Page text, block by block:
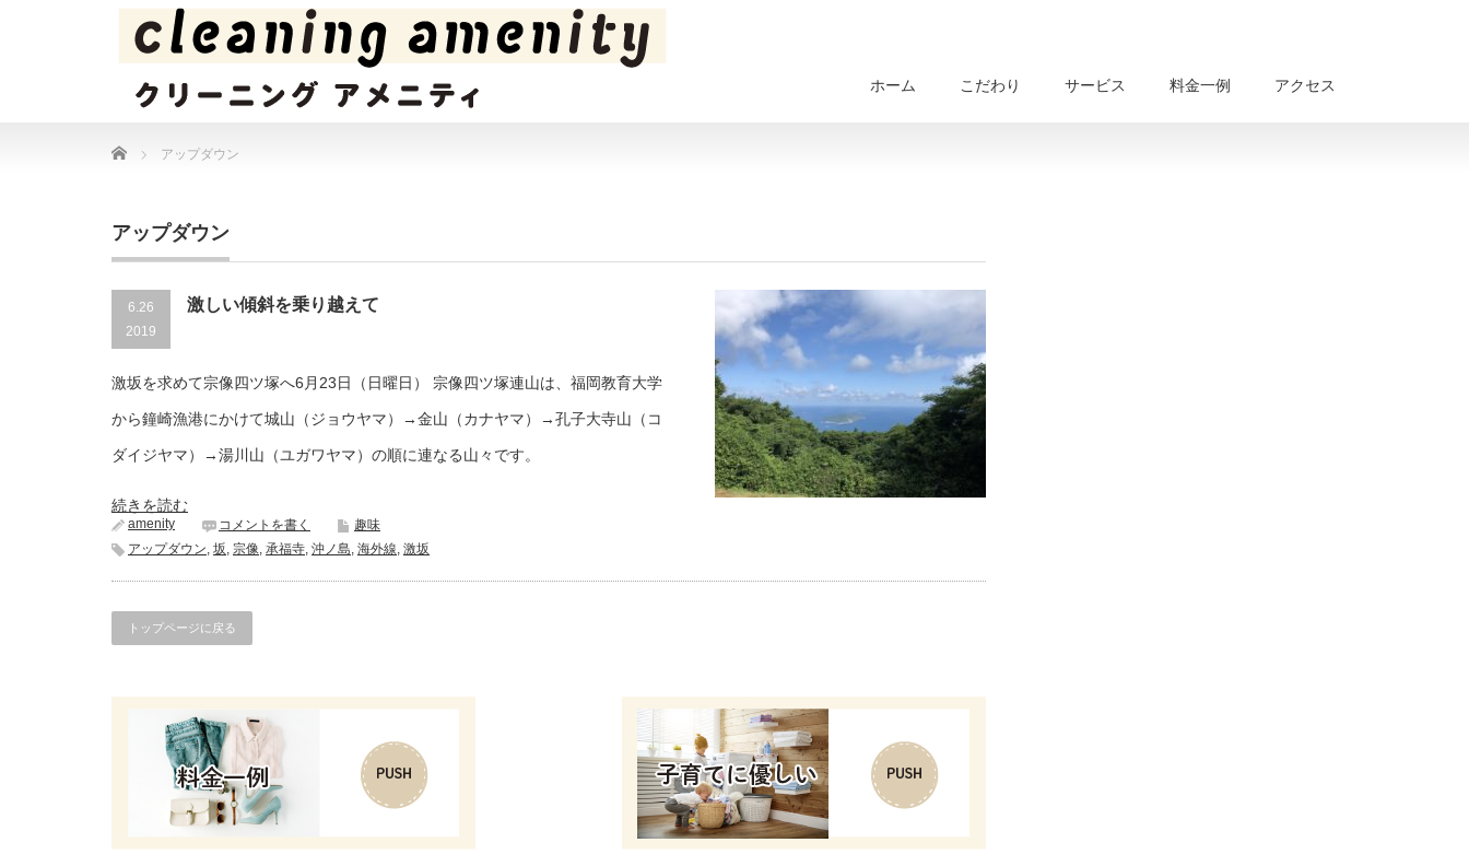
ホーム こだわり サービス 料金一例 アクセス
Home アップダウン
アップダウン
6.26
2019
激しい傾斜を乗り越えて
激坂を求めて宗像四ツ塚へ6月23日（日曜日） 宗像四ツ塚連山は、福岡教育大学
から鐘崎漁港にかけて城山（ジョウヤマ）→金山（カナヤマ）→孔子大寺山（コ
ダイジヤマ）→湯川山（ユガワヤマ）の順に連なる山々です。
続きを読む
amenity コメントを書く
趣味
アップダウン, 坂, 宗像, 承福寺, 沖ノ島, 海外線, 激坂
トップページに戻る